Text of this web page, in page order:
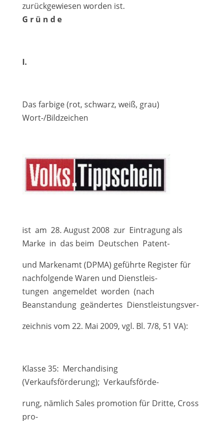
zurückgewiesen worden ist.
G r ü n d e
I.
Das farbige (rot, schwarz, weiß, grau)
Wort-/Bildzeichen
ist am 28. August 2008 zur Eintragung als
Marke in das beim Deutschen Patent-
und Markenamt (DPMA) geführte Register für
nachfolgende Waren und Dienstleis-
tungen angemeldet worden (nach
Beanstandung geändertes Dienstleistungsver-
zeichnis vom 22. Mai 2009, vgl. Bl. 7/8, 51 VA):
Klasse 35: Merchandising
(Verkaufsförderung); Verkaufsförde-
rung, nämlich Sales promotion für Dritte, Cross
pro-